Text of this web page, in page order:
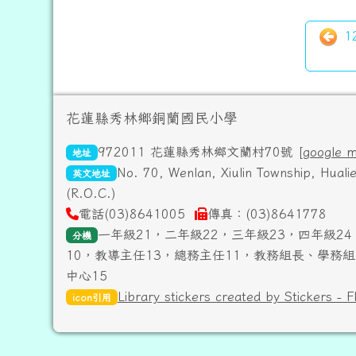
頁尾區域內容
花蓮縣秀林鄉銅蘭國民小學
地址 972011 花蓮縣秀林鄉文蘭村70號 [google
英文地址
No. 70, Wenlan, Xiulin Township,
(R.O.C.)
電話(03)8641005
傳真：(03)8641778
分機
一年級21，二年級22，三年級23，四年級
10，教導主任13，總務主任11，教務組長、學務
中心15
icon引用 Library stickers created by Stickers -